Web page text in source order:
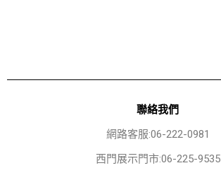
聯絡我們
網路客服:06-222-0981
西門展示門市:06-225-9535